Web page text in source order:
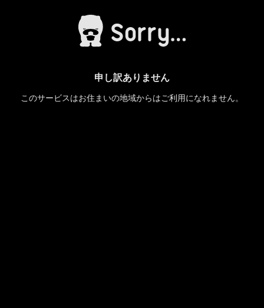
申し訳ありません
このサービスはお住まいの地域からはご利用になれません。